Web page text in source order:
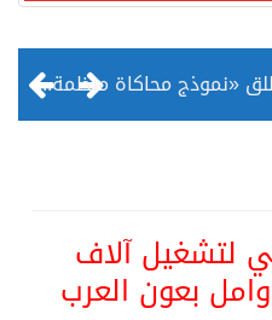
منظمة المرأة العربية تطلق «نموذج محاكاة منظمة المرأة العربية للشباب» بمشاركة 10 دول عربية..غدًا
لتشغيل آلاف
بعون العرب